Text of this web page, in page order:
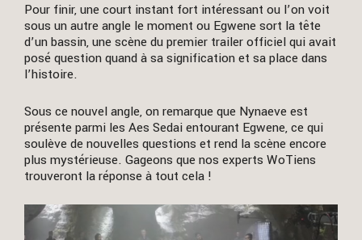
Pour finir, une court instant fort intéressant ou l’on voit
sous un autre angle le moment ou Egwene sort la tête
d’un bassin, une scène du premier trailer officiel qui avait
posé question quand à sa signification et sa place dans
l’histoire.
Sous ce nouvel angle, on remarque que Nynaeve est
présente parmi les Aes Sedai entourant Egwene, ce qui
soulève de nouvelles questions et rend la scène encore
plus mystérieuse. Gageons que nos experts WoTiens
trouveront la réponse à tout cela !